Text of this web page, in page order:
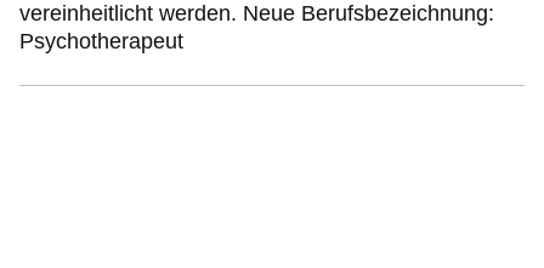
vereinheitlicht werden. Neue Berufsbezeichnung:
Psychotherapeut